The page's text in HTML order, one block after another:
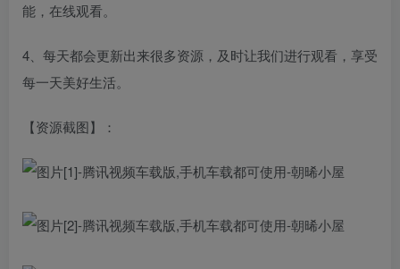
能，在线观看。
4、每天都会更新出来很多资源，及时让我们进行观看，享受
每一天美好生活。
【资源截图】：